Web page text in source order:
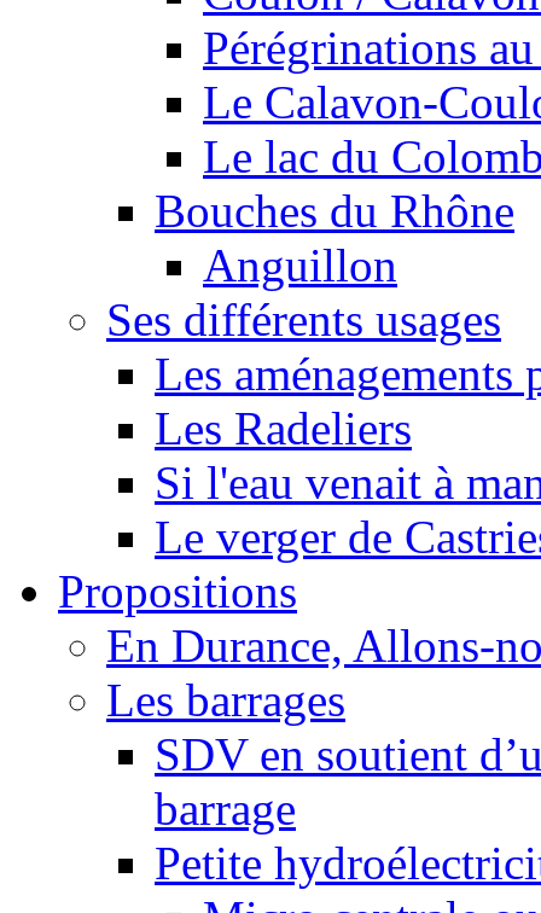
Pérégrinations
Le Calavon-
Le lac du
Bouches du Rhône
Anguillon
Ses différents usages
Les
Les Radeliers
Si l'eau venait à
Le verger de
Propositions
En Durance, Allons-
Les barrages
SDV en soutient
barrage
Petite